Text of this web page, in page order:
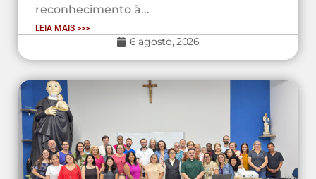
reconhecimento à...
LEIA MAIS >>>
6 agosto, 2026